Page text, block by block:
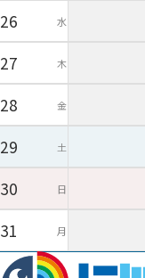
26 水
27 木
28 金
29 土
30 日
31 月